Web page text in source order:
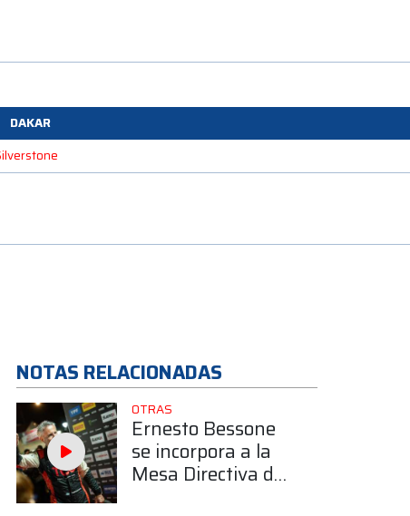
DAKAR
NOTAS RELACIONADAS
OTRAS
Ernesto Bessone
se incorpora a la
Mesa Directiva de